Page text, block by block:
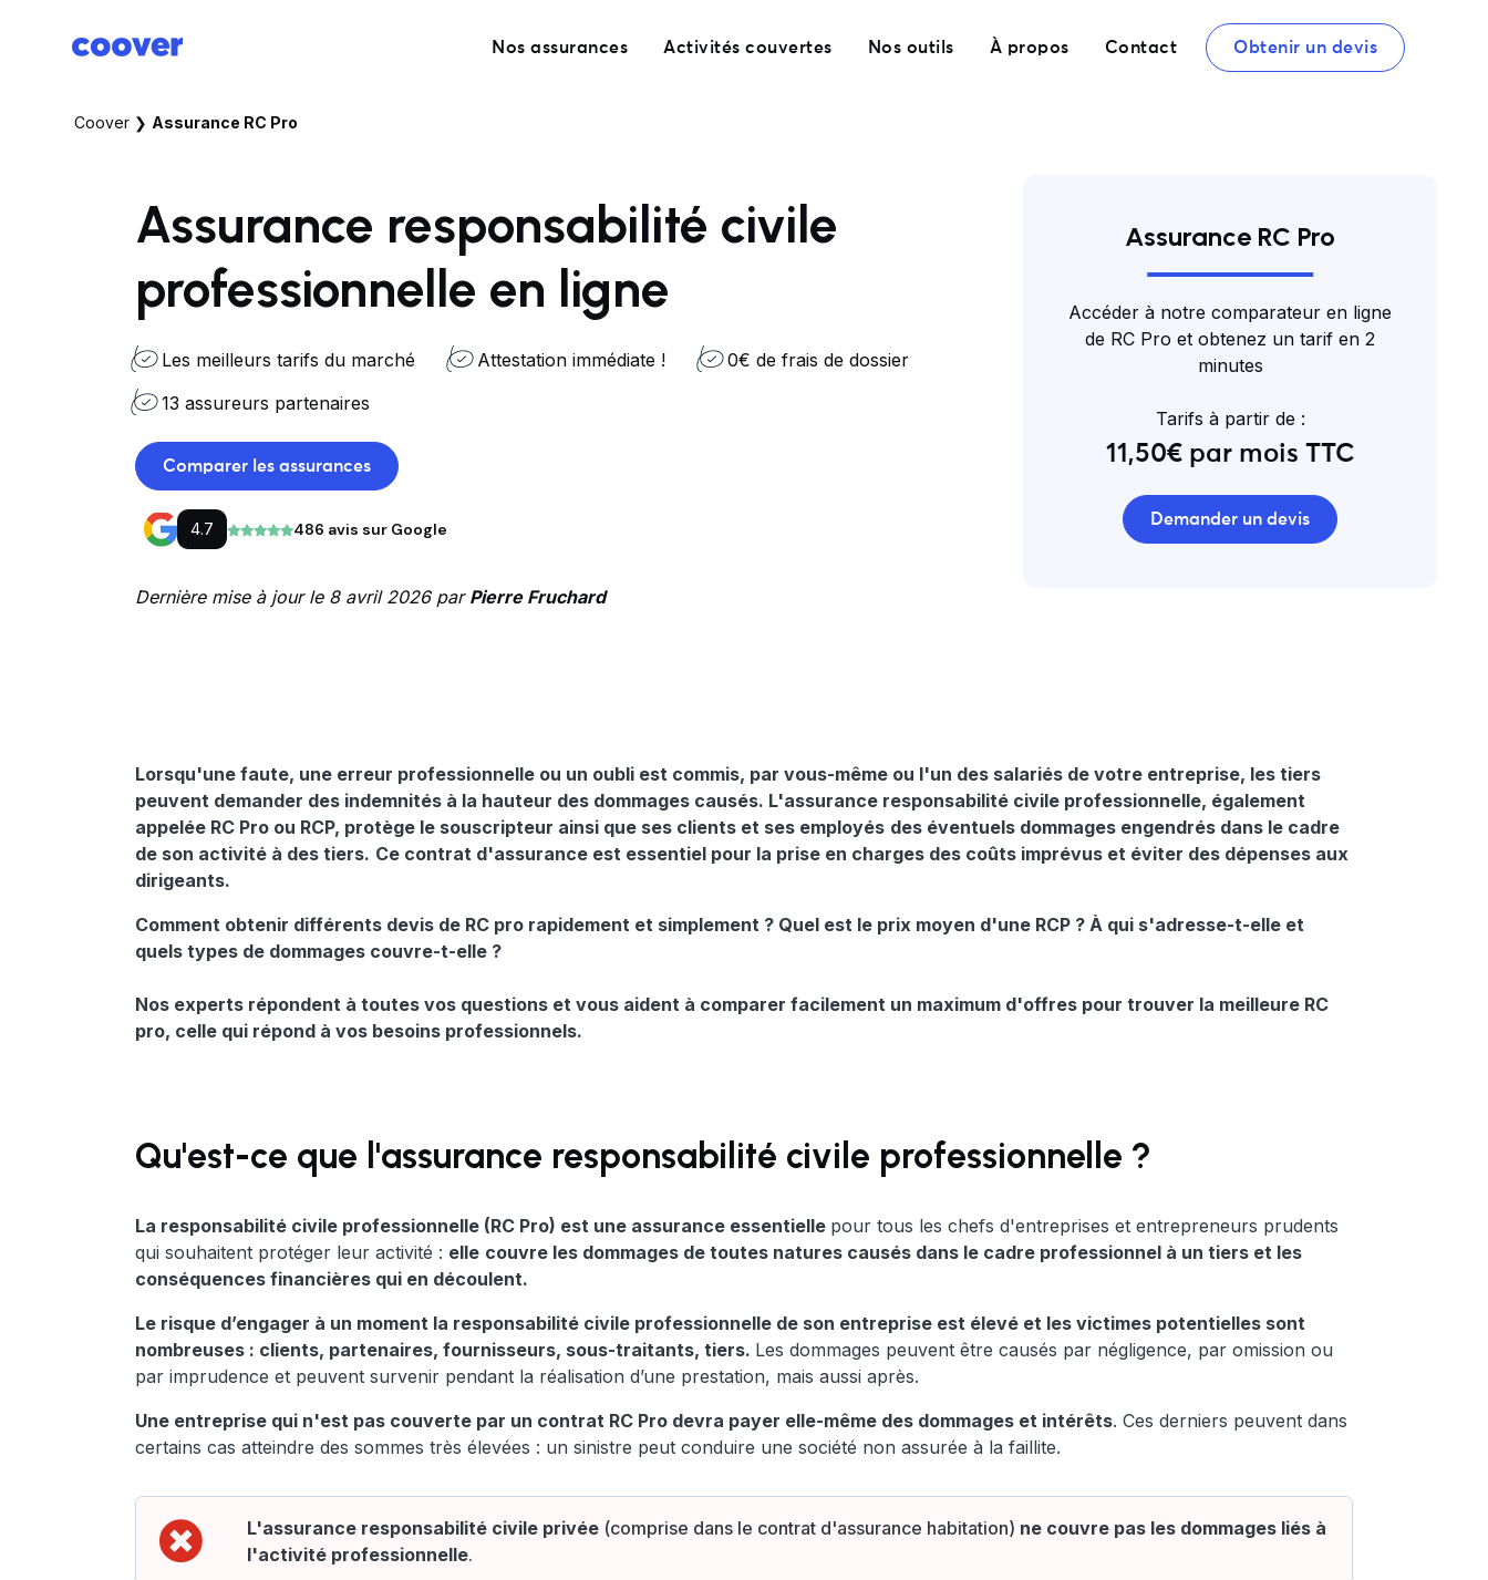
Nos assurances Activités couvertes Nos outils À propos Contact Obtenir un devis
Coover ❯ Assurance RC Pro
Assurance responsabilité civile
professionnelle en ligne
Les meilleurs tarifs du marché Attestation immédiate !
0€ de frais de dossier
13 assureurs partenaires
Comparer les assurances
4.7 486 avis sur Google
Dernière mise à jour le 8 avril 2026 par Pierre Fruchard
Assurance RC Pro
Accéder à notre comparateur en ligne
de RC Pro et obtenez un tarif en 2
minutes
Tarifs à partir de :
11,50€ par mois TTC
Demander un devis
Lorsqu'une faute, une erreur professionnelle ou un oubli est commis, par vous-même ou l'un des salariés de votre entreprise, les tiers
peuvent demander des indemnités à la hauteur des dommages causés. L'assurance responsabilité civile professionnelle, également
appelée RC Pro ou RCP, protège le souscripteur ainsi que ses clients et ses employés des éventuels dommages engendrés dans le cadre
de son activité à des tiers. Ce contrat d'assurance est essentiel pour la prise en charges des coûts imprévus et éviter des dépenses aux
dirigeants.
Comment obtenir différents devis de RC pro rapidement et simplement ? Quel est le prix moyen d'une RCP ? À qui s'adresse-t-elle et
quels types de dommages couvre-t-elle ?
Nos experts répondent à toutes vos questions et vous aident à comparer facilement un maximum d'offres pour trouver la meilleure RC
pro, celle qui répond à vos besoins professionnels.
Qu'est-ce que l'assurance responsabilité civile professionnelle ?
La responsabilité civile professionnelle (RC Pro) est une assurance essentielle pour tous les chefs d'entreprises et entrepreneurs prudents
qui souhaitent protéger leur activité : elle couvre les dommages de toutes natures causés dans le cadre professionnel à un tiers et les
conséquences financières qui en découlent.
Le risque d’engager à un moment la responsabilité civile professionnelle de son entreprise est élevé et les victimes potentielles sont
nombreuses : clients, partenaires, fournisseurs, sous-traitants, tiers. Les dommages peuvent être causés par négligence, par omission ou
par imprudence et peuvent survenir pendant la réalisation d’une prestation, mais aussi après.
Une entreprise qui n'est pas couverte par un contrat RC Pro devra payer elle-même des dommages et intérêts. Ces derniers peuvent dans
certains cas atteindre des sommes très élevées : un sinistre peut conduire une société non assurée à la faillite.
L'assurance responsabilité civile privée (comprise dans le contrat d'assurance habitation) ne couvre pas les dommages liés à
l'activité professionnelle.